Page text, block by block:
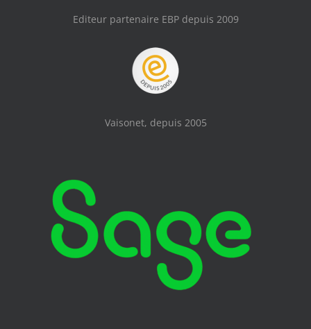
Editeur partenaire EBP depuis 2009
Vaisonet, depuis 2005